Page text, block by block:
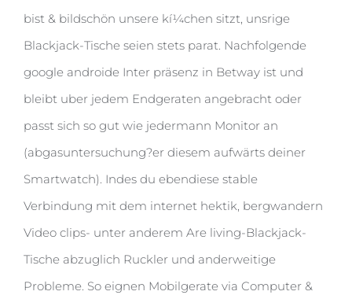
bist & bildschön unsere kí¼chen sitzt, unsrige
Blackjack-Tische seien stets parat. Nachfolgende
google androide Inter präsenz in Betway ist und
bleibt uber jedem Endgeraten angebracht oder
passt sich so gut wie jedermann Monitor an
(abgasuntersuchung?er diesem aufwärts deiner
Smartwatch). Indes du ebendiese stable
Verbindung mit dem internet hektik, bergwandern
Video clips- unter anderem Are living-Blackjack-
Tische abzuglich Ruckler und anderweitige
Probleme. So eignen Mobilgerate via Computer &